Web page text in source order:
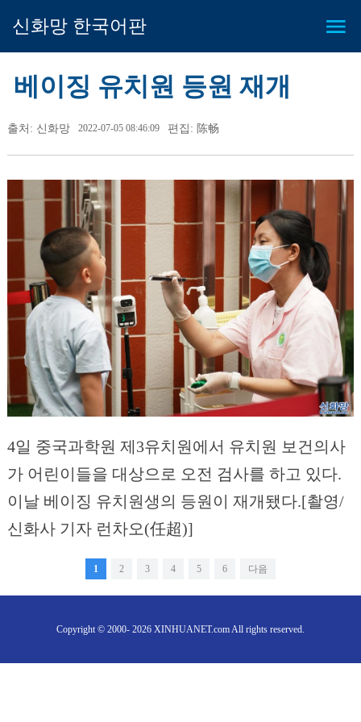
신화망 한국어판
베이징 유치원 등원 재개
출처: 신화망 2022-07-05 08:46:09 편집: 陈畅
4일 중국과학원 제3유치원에서 유치원 보건의사
가 어린이들을 대상으로 오전 검사를 하고 있다.
이날 베이징 유치원생의 등원이 재개됐다.[촬영/
신화사 기자 런차오(任超)]
1 2 3 4 5 6 다음
Copyright © 2000- 2026 XINHUANET.com All rights reserved.